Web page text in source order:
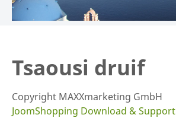
Tsaousi druif
Copyright MAXXmarketing GmbH
JoomShopping Download & Support